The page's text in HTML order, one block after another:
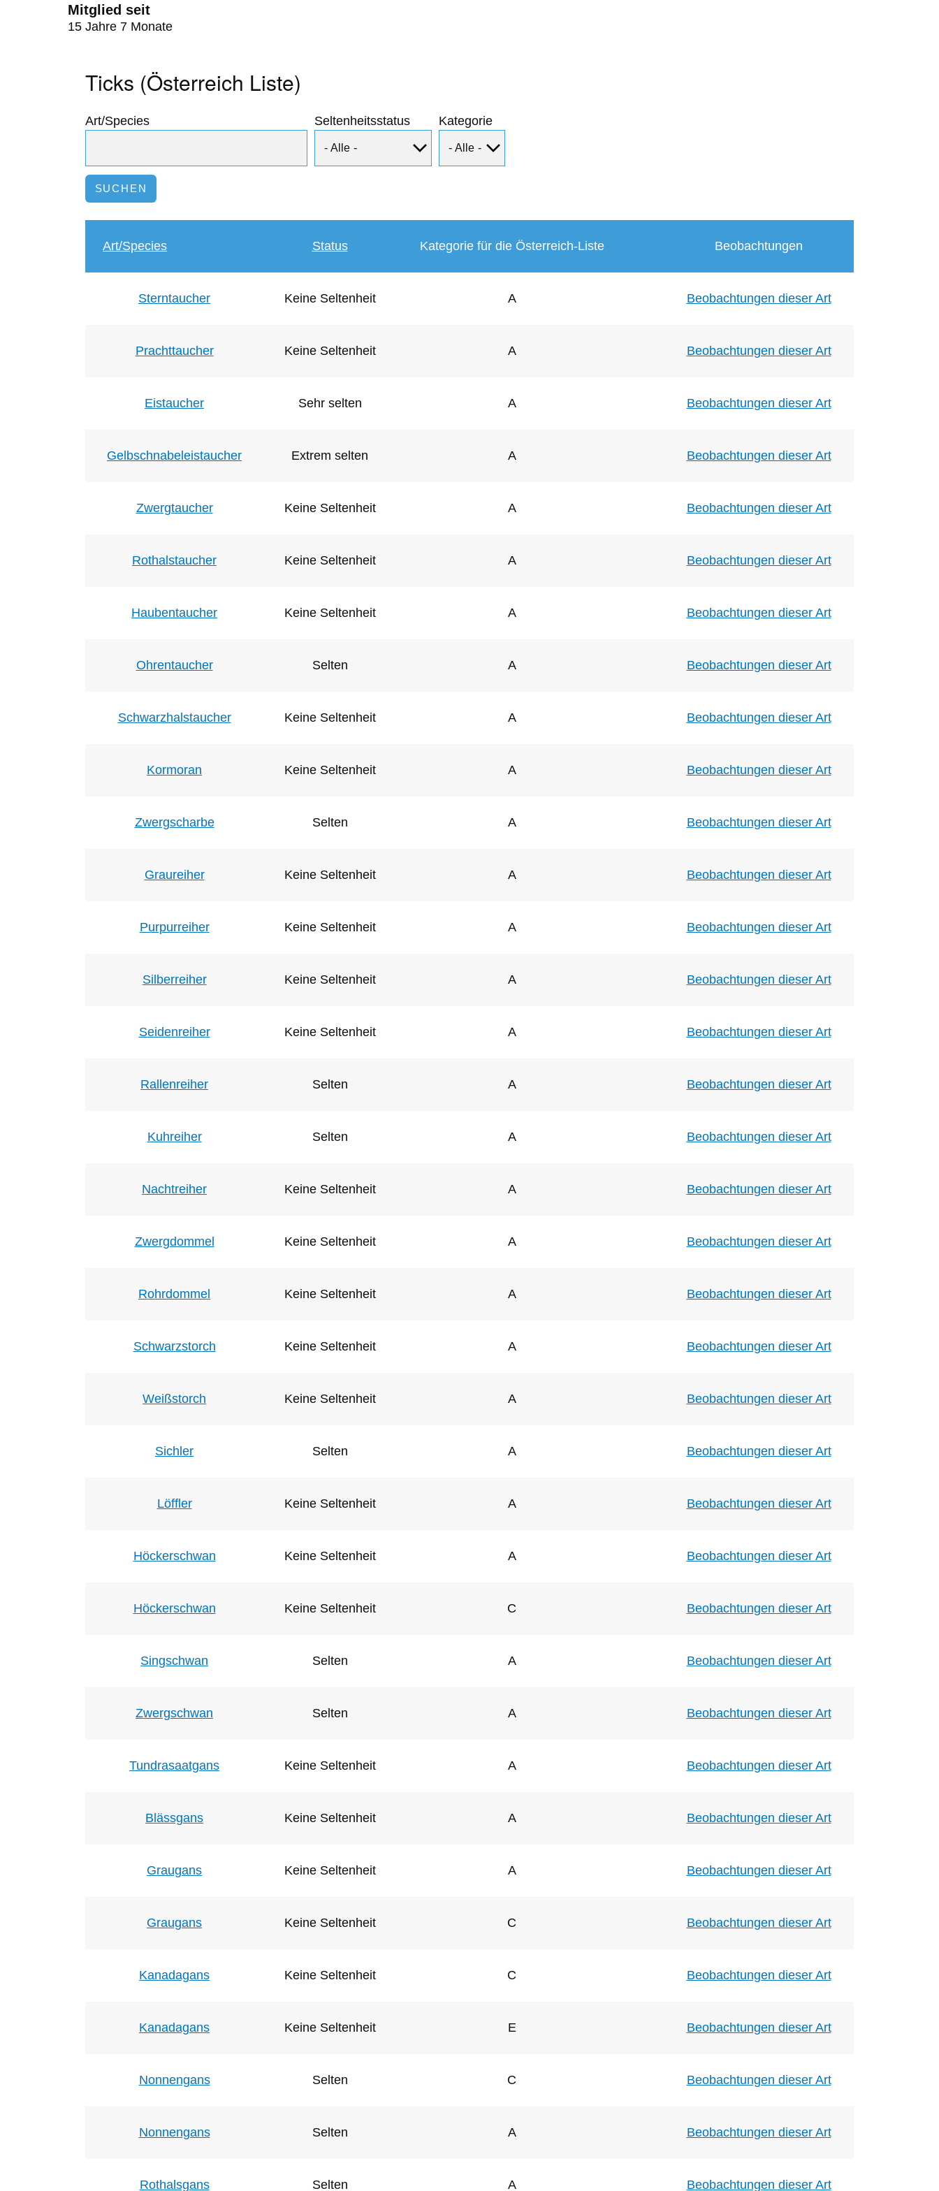
Mitglied seit
15 Jahre 7 Monate
Ticks (Österreich Liste)
Art/Species Seltenheitsstatus Kategorie
Art/Species Status Kategorie für die Österreich-Liste Beobachtungen
Sterntaucher Keine Seltenheit A Beobachtungen dieser Art
Prachttaucher Keine Seltenheit A Beobachtungen dieser Art
Eistaucher Sehr selten A Beobachtungen dieser Art
Gelbschnabeleistaucher Extrem selten A Beobachtungen dieser Art
Zwergtaucher Keine Seltenheit A Beobachtungen dieser Art
Rothalstaucher Keine Seltenheit A Beobachtungen dieser Art
Haubentaucher Keine Seltenheit A Beobachtungen dieser Art
Ohrentaucher Selten A Beobachtungen dieser Art
Schwarzhalstaucher Keine Seltenheit A Beobachtungen dieser Art
Kormoran Keine Seltenheit A Beobachtungen dieser Art
Zwergscharbe Selten A Beobachtungen dieser Art
Graureiher Keine Seltenheit A Beobachtungen dieser Art
Purpurreiher Keine Seltenheit A Beobachtungen dieser Art
Silberreiher Keine Seltenheit A Beobachtungen dieser Art
Seidenreiher Keine Seltenheit A Beobachtungen dieser Art
Rallenreiher Selten A Beobachtungen dieser Art
Kuhreiher Selten A Beobachtungen dieser Art
Nachtreiher Keine Seltenheit A Beobachtungen dieser Art
Zwergdommel Keine Seltenheit A Beobachtungen dieser Art
Rohrdommel Keine Seltenheit A Beobachtungen dieser Art
Schwarzstorch Keine Seltenheit A Beobachtungen dieser Art
Weißstorch Keine Seltenheit A Beobachtungen dieser Art
Sichler Selten A Beobachtungen dieser Art
Löffler Keine Seltenheit A Beobachtungen dieser Art
Höckerschwan Keine Seltenheit A Beobachtungen dieser Art
Höckerschwan Keine Seltenheit C Beobachtungen dieser Art
Singschwan Selten A Beobachtungen dieser Art
Zwergschwan Selten A Beobachtungen dieser Art
Tundrasaatgans Keine Seltenheit A Beobachtungen dieser Art
Blässgans Keine Seltenheit A Beobachtungen dieser Art
Graugans Keine Seltenheit A Beobachtungen dieser Art
Graugans Keine Seltenheit C Beobachtungen dieser Art
Kanadagans Keine Seltenheit C Beobachtungen dieser Art
Kanadagans Keine Seltenheit E Beobachtungen dieser Art
Nonnengans Selten C Beobachtungen dieser Art
Nonnengans Selten A Beobachtungen dieser Art
Rothalsgans Selten A Beobachtungen dieser Art